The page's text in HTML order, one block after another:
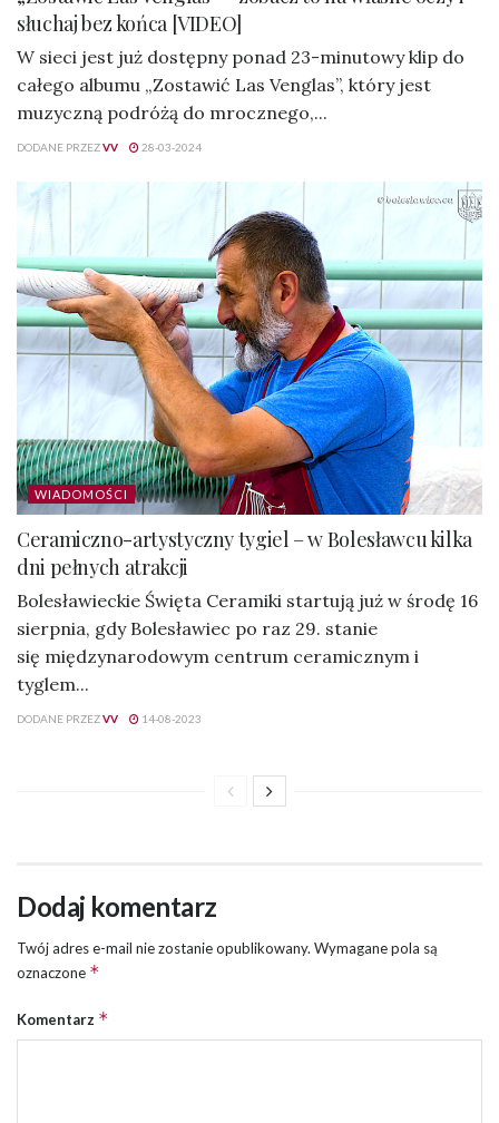
słuchaj bez końca [VIDEO]
W sieci jest już dostępny ponad 23-minutowy klip do
całego albumu „Zostawić Las Venglas”, który jest
muzyczną podróżą do mrocznego,...
DODANE PRZEZVV 28-03-2024
WIADOMOŚCI
Ceramiczno-artystyczny tygiel – w Bolesławcu kilka
dni pełnych atrakcji
Bolesławieckie Święta Ceramiki startują już w środę 16
sierpnia, gdy Bolesławiec po raz 29. stanie
się międzynarodowym centrum ceramicznym i
tyglem...
DODANE PRZEZVV 14-08-2023
Dodaj komentarz
Twój adres e-mail nie zostanie opublikowany. Wymagane pola są
oznaczone *
Komentarz *